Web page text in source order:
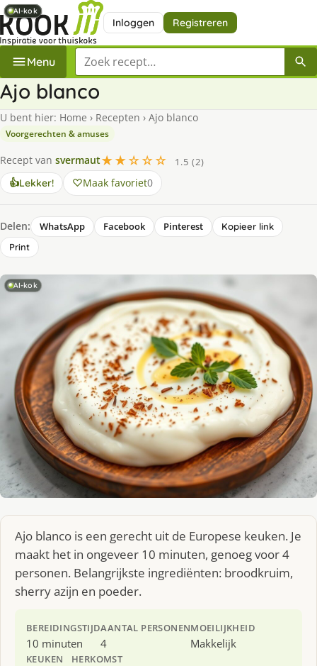
Inloggen Registreren
Menu Zoek een recept
Ajo blanco
U bent hier: Home › Recepten › Ajo blanco
Voorgerechten & amuses
Recept van svermaut★★☆☆☆
1.5 (2)
👍Lekker! Maak favoriet0
Delen: WhatsApp Facebook Pinterest
Kopieer link
Print
AI-kok
Ajo blanco is een gerecht uit de Europese keuken. Je
maakt het in ongeveer 10 minuten, genoeg voor 4
personen. Belangrijkste ingrediënten: broodkruim,
sherry azijn en poeder.
BEREIDINGSTIJD
10 minuten
AANTAL PERSONEN
4
MOEILIJKHEID
Makkelijk
KEUKEN HERKOMST
AI-kok
AI-kok
AI-kok
AI-kok